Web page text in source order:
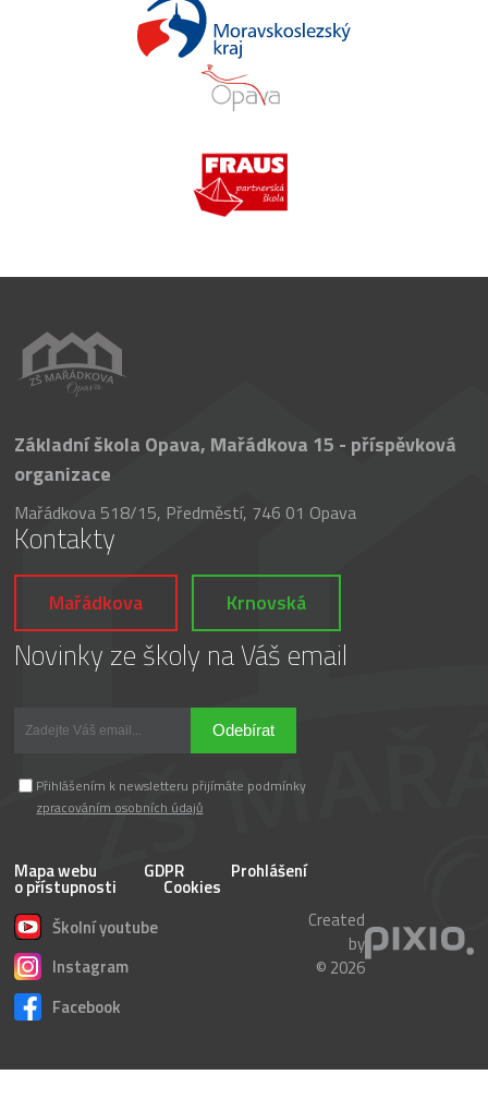
Základní škola Opava, Mařádkova 15 - příspěvková
organizace
Mařádkova 518/15, Předměstí, 746 01 Opava
Kontakty
Mařádkova Krnovská
Novinky ze školy na Váš email
Odebírat
Přihlášením k newsletteru přijímáte podmínky
zpracováním osobních údajů
Mapa webu GDPR Prohlášení
o přístupnosti
Cookies
Školní youtube
Instagram
Facebook
Created
by
© 2026